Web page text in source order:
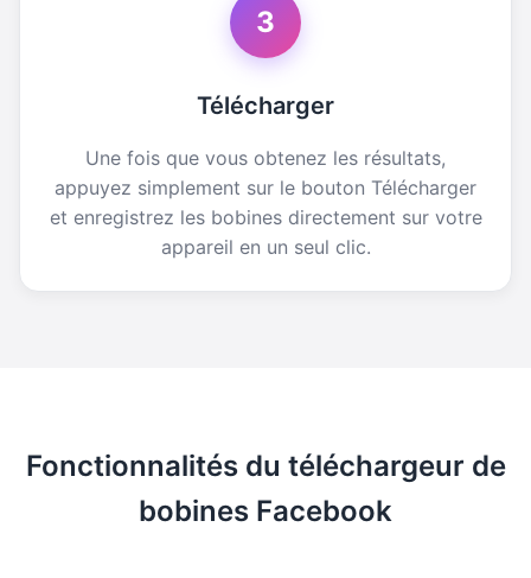
3
Télécharger
Une fois que vous obtenez les résultats,
appuyez simplement sur le bouton Télécharger
et enregistrez les bobines directement sur votre
appareil en un seul clic.
Fonctionnalités du téléchargeur de
bobines Facebook